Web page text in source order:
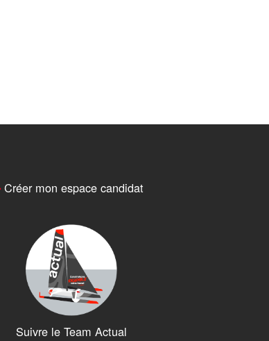
Créer mon espace candidat
Suivre le Team Actual